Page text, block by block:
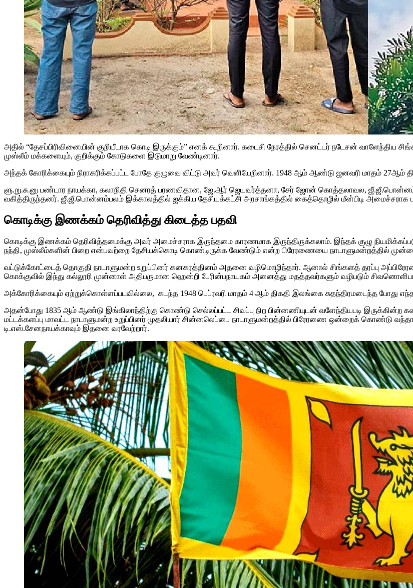
அதில் “தேசப்பிரிவினையின் குறியீடாக கொடி இருக்கும்” எனக் கூறினார். கடைசி நேரத்தில் செனட்டர் நடேசன்
முஸ்லீம் மக்களையும், குறிக்கும் கோடுகளை இடுமாறு வேண்டினார்.
அந்தக் கோரிக்கையும் நிராகரிக்கப்பட்ட போதே குழுவை விட்டு அவர் வெளியேறினார். 1948 ஆம் ஆண்டு ஜனவரி மாதம் 27ஆம்
ளு.று.சு.னு பண்டார நாயக்கா, கலாநிதி செனரத் பரணவிதான, ஜே.ஆர் ஜெயவர்த்தனா, சேர் ஜோன் கொத்தலாவல,
வகித்திருந்தனர். ஜீ.ஜீ.பொன்னம்பலம் இக்காலத்தில் ஐக்கிய தேசியக்கட்சி அரசாங்கத்தில் கைத்தொழில் மீன்பிடி அமைச்சராக
கொடிக்கு இணக்கம் தெரிவித்து கிடைத்த பதவி
கொடிக்கு இணக்கம் தெரிவித்தமைக்கு அவர் அமைச்சராக இருந்தமை காரணமாக இருந்திருக்கலாம். இந்தக் குழு
நந்தி, முஸ்லீம்களின் பிறை என்பவற்றை தேசியக்கொடி கொண்டிருக்க வேண்டும் என்ற பிரேரணையை நாடாளுமன்றத்தில்
வட்டுக்கோட்டைத் தொகுதி நாடாளுமன்ற உறுப்பினர் கனகரத்தினம் அதனை வழிமொழிந்தார். ஆனால் சிங்களத் தரப்பு
கொக்குவில் இந்து கல்லூரி முன்னாள் அதிபருமான ஹென்றி பேரின்பநாயகம் அனைத்து மதத்தவர்களும் வழிபடும்
அக்கோரிக்கையும் ஏற்றுக்கொள்ளப்படவில்லை, கடந்த 1948 பெப்ரவரி மாதம் 4 ஆம் திகதி இலங்கை சுதந்திரமடைந்த போது
அதன்போது 1835 ஆம் ஆண்டு இங்கிலாந்திற்கு கொண்டு செல்லப்பட்ட சிவப்பு நிற பின்னணியுடன் வளேந்தியபடி
மட்டக்களப்பு மாவட்ட நாடாளுமன்ற உறுப்பினர் முதலியார் சின்னலெப்பை நாடாளுமன்றத்தில் பிரேரணை ஒன்றைக் கொண்டு
டி.எஸ்.சேனநாயக்காவும் இதனை வரவேற்றார்.